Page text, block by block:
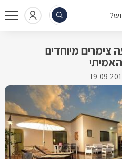
מיוחדים
19-09-